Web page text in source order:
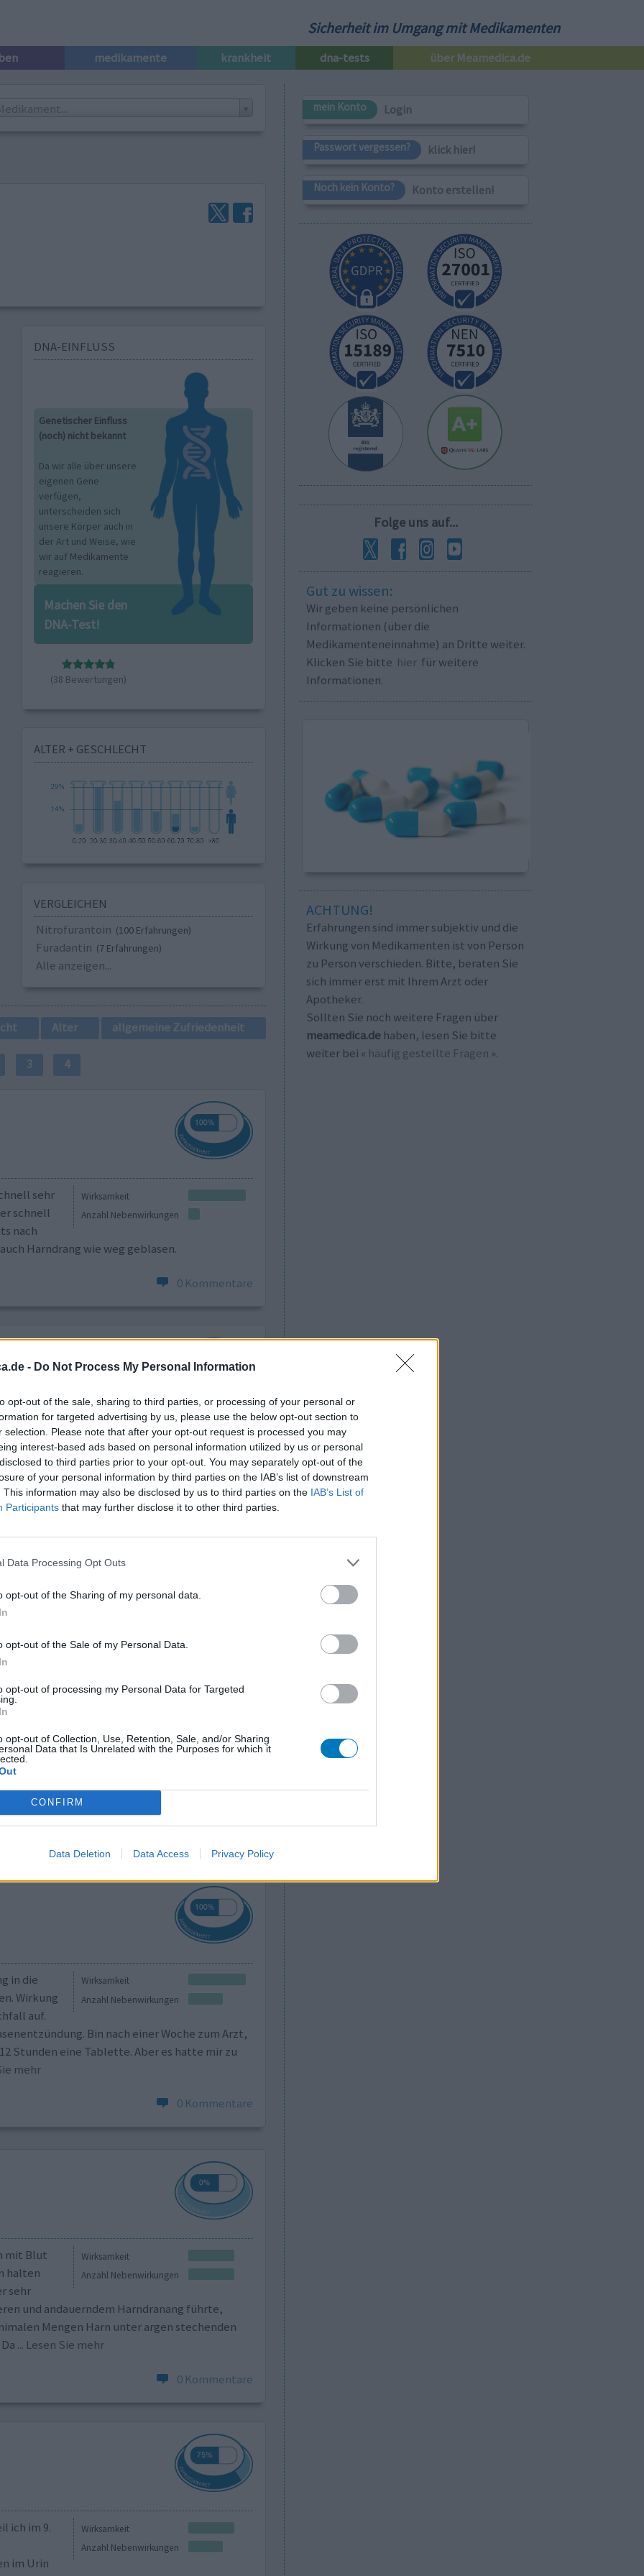
- Do Not Process My Personal Information
opt-out of the sale, sharing to third parties, or processing of your personal or
for targeted advertising by us, please use the below opt-out section to
selection. Please note that after your opt-out request is processed you may
interest-based ads based on personal information utilized by us or personal
to third parties prior to your opt-out. You may separately opt-out of the
of your personal information by third parties on the IAB’s list of downstream
This information may also be disclosed by us to third parties on the IAB’s List of
Participants that may further disclose it to other third parties.
Data Processing Opt Outs
opt-out of the Sharing of my personal data.
opt-out of the Sale of my Personal Data.
opt-out of processing my Personal Data for Targeted
opt-out of Collection, Use, Retention, Sale, and/or Sharing
Data that Is Unrelated with the Purposes for which it
CONFIRM
Data Deletion Data Access Privacy Policy
Sicherheit im Umgang mit Medikamenten
medikamente krankheit dna-tests über Meamedica.de
DNA-EINFLUSS
Genetischer Einfluss
(noch) nicht bekannt
Da wir alle über unsere
eigenen Gene
verfügen,
unterscheiden sich
unsere Körper auch in
der Art und Weise, wie
wir auf Medikamente
reagieren.
Machen Sie den
DNA-Test!
(38 Bewertungen)
ALTER + GESCHLECHT
VERGLEICHEN
Nitrofurantoin (100 Erfahrungen)
Furadantin (7 Erfahrungen)
Alle anzeigen...
Alter allgemeine Zufriedenheit
3 4
Wirksamkeit
Anzahl Nebenwirkungen
sehr
schnell
nach
Harndrang wie weg geblasen.
0 Kommentare
Wirksamkeit
Anzahl Nebenwirkungen
da ich
in den
einem
empfindlich dagegen war, immer geholfen. 80%
4 Tagen bin ich idR beschwerdefrei.
sehr
aber nie
unangenehm. Durchfall und Erbrechen für
Müdigkeit . Habe sonst keine Probleme
0 Kommentare
Wirksamkeit
Anzahl Nebenwirkungen
in die
Wirkung
auf.
Bin nach einer Woche zum Arzt,
Stunden eine Tablette. Aber es hatte mir zu
mehr
0 Kommentare
Wirksamkeit
Anzahl Nebenwirkungen
mit Blut
halten
sehr
und andauerndem Harndranang führte,
Mengen Harn unter argen stechenden
... Lesen Sie mehr
0 Kommentare
Wirksamkeit
Anzahl Nebenwirkungen
ich im 9.
im Urin
mein Konto Login
Passwort vergessen? klick hier!
Noch kein Konto? Konto erstellen!
Folge uns auf...
Gut zu wissen:
Wir geben keine persönlichen
Informationen (über die
Medikamenteneinnahme) an Dritte weiter.
Klicken Sie bitte hier für weitere
Informationen.
ACHTUNG!
Erfahrungen sind immer subjektiv und die
Wirkung von Medikamenten ist von Person
zu Person verschieden. Bitte, beraten Sie
sich immer erst mit Ihrem Arzt oder
Apotheker.
Sollten Sie noch weitere Fragen über
meamedica.de haben, lesen Sie bitte
weiter bei « häufig gestellte Fragen ».